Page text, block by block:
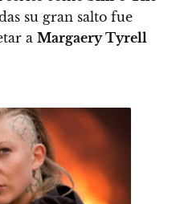
su gran salto fue
a Margaery Tyrell